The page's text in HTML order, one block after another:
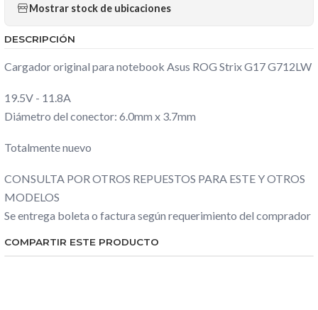
Mostrar stock de ubicaciones
DESCRIPCIÓN
Cargador original para notebook Asus ROG Strix G17 G712LW
19.5V - 11.8A
Diámetro del conector: 6.0mm x 3.7mm
Totalmente nuevo
CONSULTA POR OTROS REPUESTOS PARA ESTE Y OTROS
MODELOS
Se entrega boleta o factura según requerimiento del comprador
COMPARTIR ESTE PRODUCTO